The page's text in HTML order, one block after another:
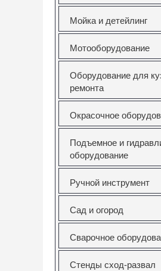
Мойка и детейлинг
Мотооборудование
Оборудование для
ремонта
Окрасочное
Подъемное и
оборудование
Ручной инструмент
Сад и огород
Сварочное
Стенды сход-развал
CT-A1346
СЪЕМНИК
САЙЛЕНТБЛОКОВ
ДЛЯ SAAB 9-5
CT-A1346
22323.00руб.